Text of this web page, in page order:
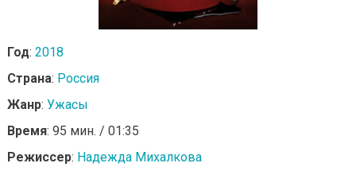
Год: 2018
Страна: Россия
Жанр: Ужасы
Время: 95 мин. / 01:35
Режиссер: Надежда Михалкова